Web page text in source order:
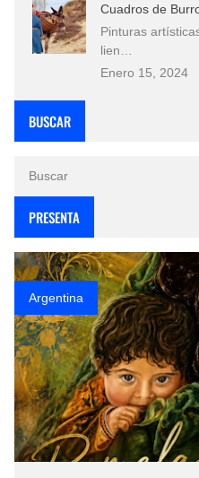
Cuadros de
Pinturas
lien…
Enero 15, 2024
BUSCAR
PRESENTA
Argentina